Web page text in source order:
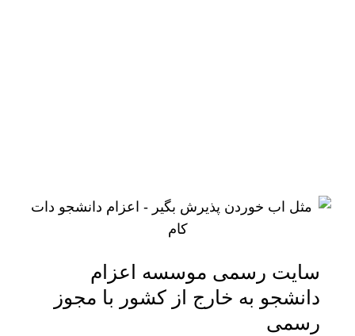
سایت رسمی موسسه اعزام
دانشجو به خارج از کشور با مجوز
رسمی